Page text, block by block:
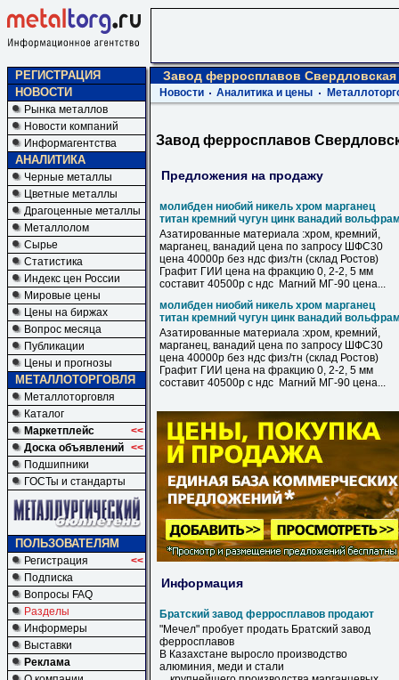
РЕГИСТРАЦИЯ
НОВОСТИ
Рынка металлов
Новости компаний
Информагентства
АНАЛИТИКА
Черные металлы
Цветные металлы
Драгоценные металлы
Металлолом
Сырье
Статистика
Индекс цен России
Мировые цены
Цены на биржах
Вопрос месяца
Публикации
Цены и прогнозы
МЕТАЛЛОТОРГОВЛЯ
Металлоторговля
Каталог
Маркетплейс
<<
Доска объявлений <<
Подшипники
ГОСТы и стандарты
ПОЛЬЗОВАТЕЛЯМ
Регистрация
<<
Подписка
Вопросы FAQ
Разделы
Информеры
Выставки
Реклама
Завод ферросплавов Свердловская
Новости Аналитика и цены
Завод ферросплавов
Предложения на продажу
молибден ниобий никель хром марганец
титан кремний чугун цинк ванадий
Азатированные материала :хром, кремний,
марганец, ванадий цена по запросу ШФС30
цена 40000р без ндс физ/тн (склад Ростов)
Графит ГИИ цена на фракцию 0, 2-2, 5 мм
составит 40500р с ндс Магний МГ-90 цена...
молибден ниобий никель хром марганец
титан кремний чугун цинк ванадий
Азатированные материала :хром, кремний,
марганец, ванадий цена по запросу ШФС30
цена 40000р без ндс физ/тн (склад Ростов)
Графит ГИИ цена на фракцию 0, 2-2, 5 мм
составит 40500р с ндс Магний МГ-90 цена...
Информация
Братский завод ферросплавов продают
"Мечел" пробует продать Братский завод
ферросплавов
В Казахстане выросло производство
алюминия, меди и стали